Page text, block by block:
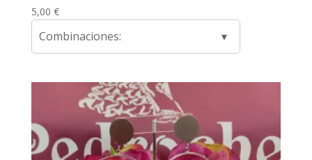
5,00 €
Combinaciones: